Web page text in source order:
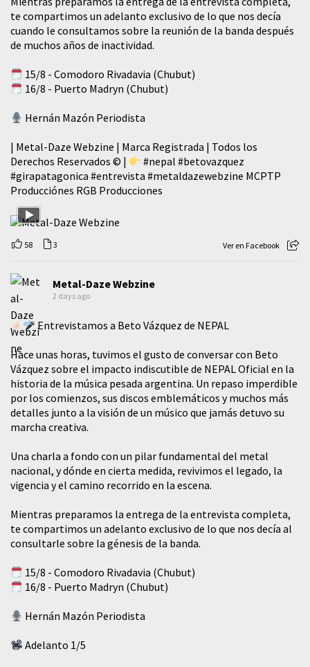
te compartimos un adelanto exclusivo de lo que nos decía
cuando le consultamos sobre la reunión de la banda después
de muchos años de inactividad.
15/8 - Comodoro Rivadavia (Chubut)
16/8 - Puerto Madryn (Chubut)
Hernán Mazón Periodista
| Metal-Daze Webzine | Marca Registrada | Todos los
Derechos Reservados © |
#nepal #betovazquez
#girapatagonica #entrevista #metaldazewebzine MCPTP
Producciónes RGB Producciones
58 3 Ver en Facebook
Metal-Daze Webzine
2 days ago
Entrevistamos a Beto Vázquez de NEPAL
Hace unas horas, tuvimos el gusto de conversar con Beto
Vázquez sobre el impacto indiscutible de NEPAL Oficial en la
historia de la música pesada argentina. Un repaso imperdible
por los comienzos, sus discos emblemáticos y muchos más
detalles junto a la visión de un músico que jamás detuvo su
marcha creativa.
​Una charla a fondo con un pilar fundamental del metal
nacional, y dónde en cierta medida, revivimos el legado, la
vigencia y el camino recorrido en la escena.
Mientras preparamos la entrega de la entrevista completa,
te compartimos un adelanto exclusivo de lo que nos decía al
consultarle sobre la génesis de la banda.
15/8 - Comodoro Rivadavia (Chubut)
16/8 - Puerto Madryn (Chubut)
Hernán Mazón Periodista
Adelanto 1/5